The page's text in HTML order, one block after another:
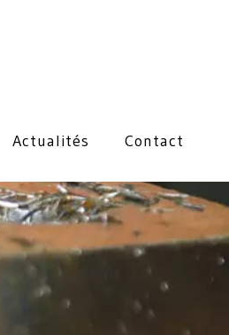
Actualités Contact